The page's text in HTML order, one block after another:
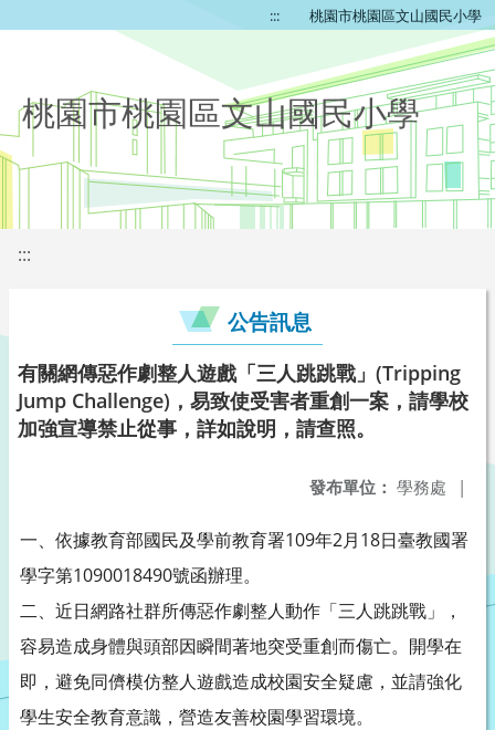
::: 桃園市桃園區文山國民小學
桃園市桃園區文山國民小學
:::
公告訊息
有關網傳惡作劇整人遊戲「三人跳跳戰」(Tripping
Jump Challenge)，易致使受害者重創一案，請學校
加強宣導禁止從事，詳如說明，請查照。
發布單位： 學務處 |
一、依據教育部國民及學前教育署109年2月18日臺教國署
學字第1090018490號函辦理。
二、近日網路社群所傳惡作劇整人動作「三人跳跳戰」，
容易造成身體與頭部因瞬間著地突受重創而傷亡。開學在
即，避免同儕模仿整人遊戲造成校園安全疑慮，並請強化
學生安全教育意識，營造友善校園學習環境。